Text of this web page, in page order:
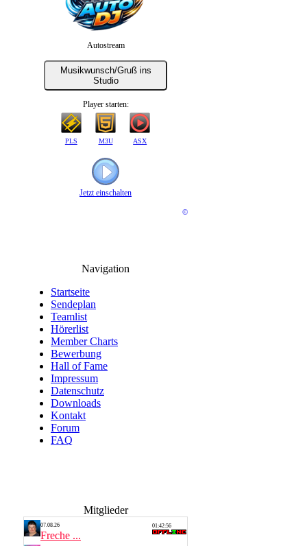
Autostream
Musikwunsch/Gruß ins
Studio
Player starten:
PLS M3U ASX
Jetzt einschalten
©
Navigation
Startseite
Sendeplan
Teamlist
Hörerlist
Member Charts
Bewerbung
Hall of Fame
Impressum
Datenschutz
Downloads
Kontakt
Forum
FAQ
Mitglieder
07.08.26
Freche ...
01:42:56